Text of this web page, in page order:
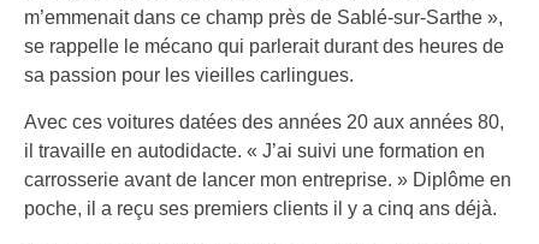
m’emmenait dans ce champ près de Sablé-sur-Sarthe »,
se rappelle le mécano qui parlerait durant des heures de
sa passion pour les vieilles carlingues.
Avec ces voitures datées des années 20 aux années 80,
il travaille en autodidacte. « J’ai suivi une formation en
carrosserie avant de lancer mon entreprise. » Diplôme en
poche, il a reçu ses premiers clients il y a cinq ans déjà.